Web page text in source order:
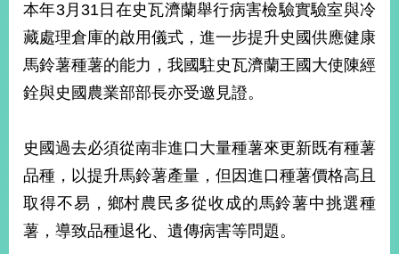
本年3月31日在史瓦濟蘭舉行病害檢驗實驗室與冷
藏處理倉庫的啟用儀式，進一步提升史國供應健康
馬鈴薯種薯的能力，我國駐史瓦濟蘭王國大使陳經
銓與史國農業部部長亦受邀見證。
史國過去必須從南非進口大量種薯來更新既有種薯
品種，以提升馬鈴薯產量，但因進口種薯價格高且
取得不易，鄉村農民多從收成的馬鈴薯中挑選種
薯，導致品種退化、遺傳病害等問題。